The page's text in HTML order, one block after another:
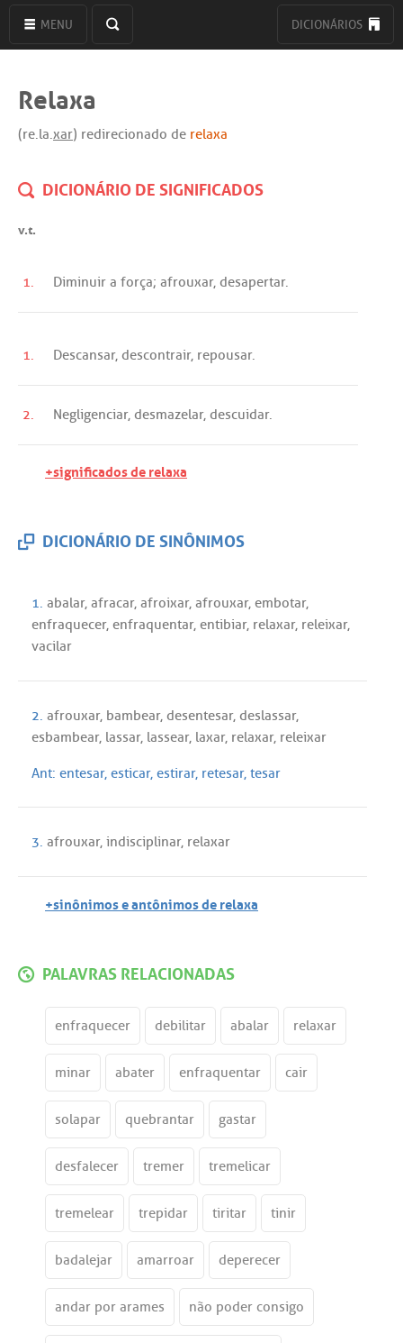
MENU DICIONÁRIOS
Relaxa
(re.la.xar) redirecionado de relaxa
DICIONÁRIO DE SIGNIFICADOS
v.t.
1. Diminuir a força; afrouxar, desapertar.
1. Descansar, descontrair, repousar.
2. Negligenciar, desmazelar, descuidar.
+significados de relaxa
DICIONÁRIO DE SINÔNIMOS
1. abalar, afracar, afroixar, afrouxar, embotar,
enfraquecer, enfraquentar, entibiar, relaxar, releixar,
vacilar
2. afrouxar, bambear, desentesar, deslassar,
esbambear, lassar, lassear, laxar, relaxar, releixar
Ant: entesar, esticar, estirar, retesar, tesar
3. afrouxar, indisciplinar, relaxar
+sinônimos e antônimos de relaxa
PALAVRAS RELACIONADAS
enfraquecer debilitar abalar relaxar
minar abater enfraquentar cair
solapar quebrantar gastar
desfalecer tremer tremelicar
tremelear trepidar tiritar tinir
badalejar amarroar deperecer
andar por arames não poder consigo